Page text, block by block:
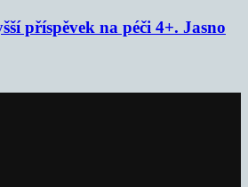
příspěvek na péči 4+. Jasno